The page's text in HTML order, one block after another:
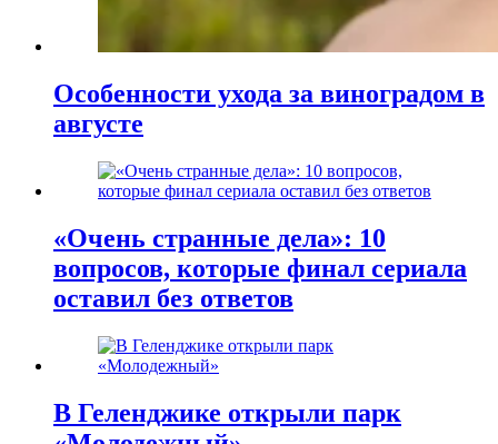
Особенности ухода за виноградом в
августе
«Очень странные дела»: 10
вопросов, которые финал сериала
оставил без ответов
В Геленджике открыли парк